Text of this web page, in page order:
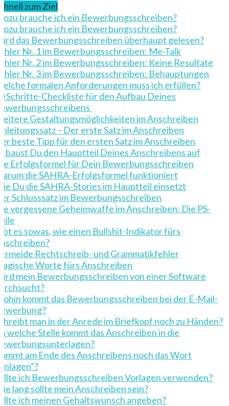
zum Ziel
brauche ich ein Bewerbungsschreiben?
brauche ich ein Bewerbungsschreiben?
das Bewerbungsschreiben überhaupt gelesen?
Nr. 1 im Bewerbungsschreiben: Me-Talk
Nr. 2 im Bewerbungsschreiben: Keine Resultate
Nr. 3 im Bewerbungsschreiben: Behauptungen
formalen Anforderungen muss ich erfüllen?
Schritte-Checkliste für den Aufbau Deines
Gestaltungsmöglichkeiten im Anschreiben
– Der erste Satz im Anschreiben
beste Tipp für den ersten Satz im Anschreiben
baust Du den Hauptteil Deines Anschreibens auf
Erfolgsformel für Dein Bewerbungsschreiben
die SAHRA-Erfolgsformel funktioniert
Du die SAHRA-Stories im Hauptteil einsetzt
Schlusssatz im Bewerbungsschreiben
vergessene Geheimwaffe im Anschreiben: Die PS-
es sowas, wie einen Bullshit-Indikator fürs
Rechtschreib- und Grammatikfehler
Worte fürs Anschreiben
mein Bewerbungsschreiben von einer Software
kommt das Bewerbungsschreiben bei der E-Mail-
man in der Anrede im Briefkopf noch zu Händen?
welche Stelle kommt das Anschreiben in die
am Ende des Anschreibens noch das Wort
ich Bewerbungsschreiben Vorlagen verwenden?
lang sollte mein Anschreiben sein?
ich meinen Gehaltswunsch angeben?